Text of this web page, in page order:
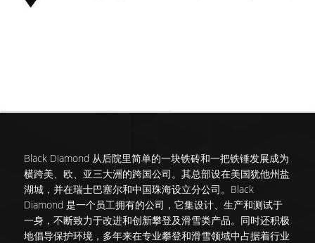
Black Diamond 从后院里简单的一块铁砖和一把铁锤发展成为
横跨美、欧、亚三大洲的跨国公司。其总部设在美国犹他州盐
湖城，并在瑞士巴塞尔和中国珠海设立分公司。Black
Diamond 是一个员工拥有的公司，它集设计、生产和测试于
一身，不断致力于改进和创新攀登及滑雪类产品。同时还积极
地倡导保护环境，多年来在专业攀登和滑雪领域中占据着行业